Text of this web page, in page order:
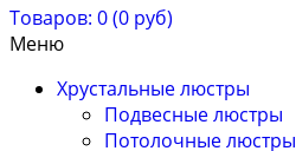
Товаров: 0 (0 руб)
Меню
Хрустальные люстры
Подвесные люстры
Потолочные люстры